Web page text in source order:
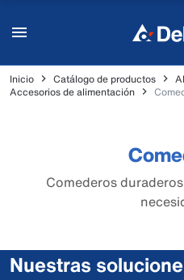
Inicio Catálogo de productos
Accesorios de alimentación
Comederos
Nuestras